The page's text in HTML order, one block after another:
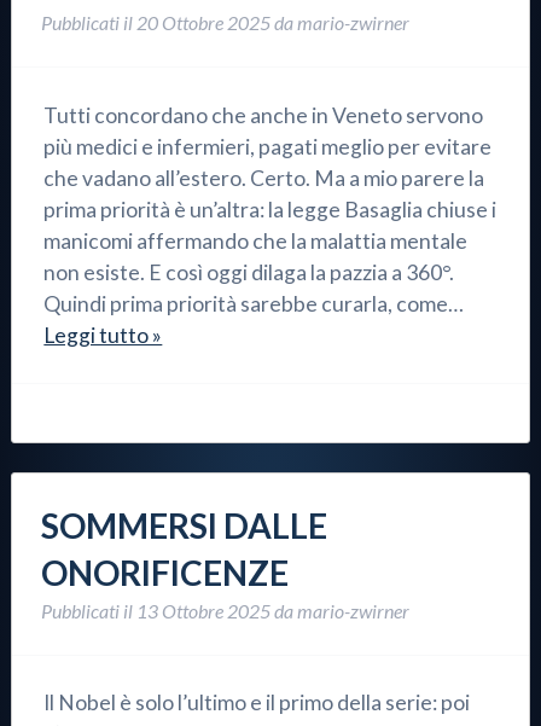
Pubblicati il 20 Ottobre 2025damario-zwirner
Tutti concordano che anche in Veneto servono
più medici e infermieri, pagati meglio per evitare
che vadano all’estero. Certo. Ma a mio parere la
prima priorità è un’altra: la legge Basaglia chiuse i
manicomi affermando che la malattia mentale
non esiste. E così oggi dilaga la pazzia a 360°.
Quindi prima priorità sarebbe curarla, come…
Leggi tutto »
SOMMERSI DALLE
ONORIFICENZE
Pubblicati il 13 Ottobre 2025damario-zwirner
Il Nobel è solo l’ultimo e il primo della serie: poi